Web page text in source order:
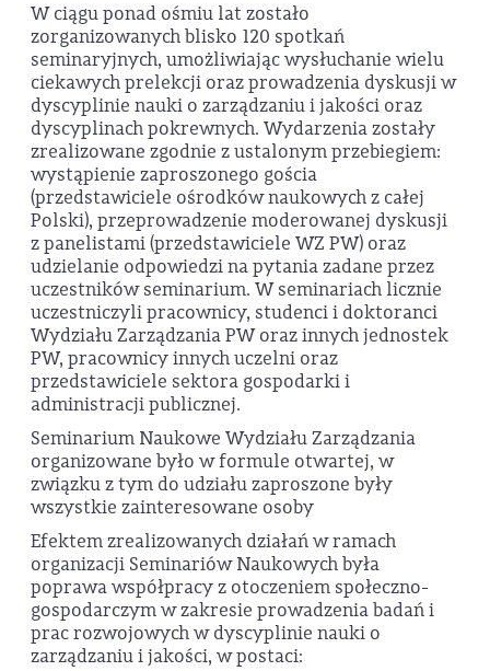
W ciągu ponad ośmiu lat zostało
zorganizowanych blisko 120 spotkań
seminaryjnych, umożliwiając wysłuchanie wielu
ciekawych prelekcji oraz prowadzenia dyskusji w
dyscyplinie nauki o zarządzaniu i jakości oraz
dyscyplinach pokrewnych. Wydarzenia zostały
zrealizowane zgodnie z ustalonym przebiegiem:
wystąpienie zaproszonego gościa
(przedstawiciele ośrodków naukowych z całej
Polski), przeprowadzenie moderowanej dyskusji
z panelistami (przedstawiciele WZ PW) oraz
udzielanie odpowiedzi na pytania zadane przez
uczestników seminarium. W seminariach licznie
uczestniczyli pracownicy, studenci i doktoranci
Wydziału Zarządzania PW oraz innych jednostek
PW, pracownicy innych uczelni oraz
przedstawiciele sektora gospodarki i
administracji publicznej.
Seminarium Naukowe Wydziału Zarządzania
organizowane było w formule otwartej, w
związku z tym do udziału zaproszone były
wszystkie zainteresowane osoby
Efektem zrealizowanych działań w ramach
organizacji Seminariów Naukowych była
poprawa współpracy z otoczeniem społeczno-
gospodarczym w zakresie prowadzenia badań i
prac rozwojowych w dyscyplinie nauki o
zarządzaniu i jakości, w postaci: